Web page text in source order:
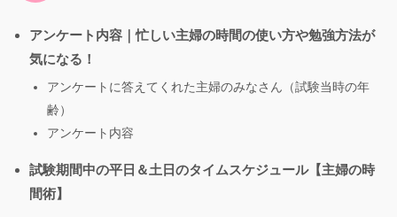
アンケート内容｜忙しい主婦の時間の使い方や勉強方法が
気になる！
アンケートに答えてくれた主婦のみなさん（試験当時の年
齢）
アンケート内容
試験期間中の平日＆土日のタイムスケジュール【主婦の時
間術】